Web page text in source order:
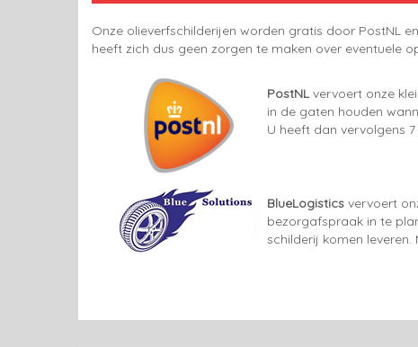
Onze olieverfschilderijen worden gratis door PostNL
heeft zich dus geen zorgen te maken over eventuele
PostNLvervoert onze
in de gaten houden
U heeft dan vervolgens
BlueLogistics vervoert
bezorgafspraak in te
schilderij komen